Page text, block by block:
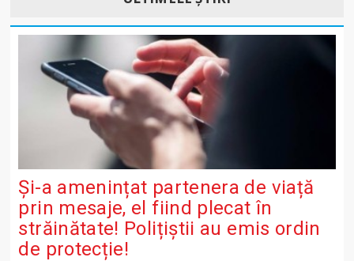
Și-a amenințat partenera de viață
prin mesaje, el fiind plecat în
străinătate! Polițiștii au emis ordin
de protecție!